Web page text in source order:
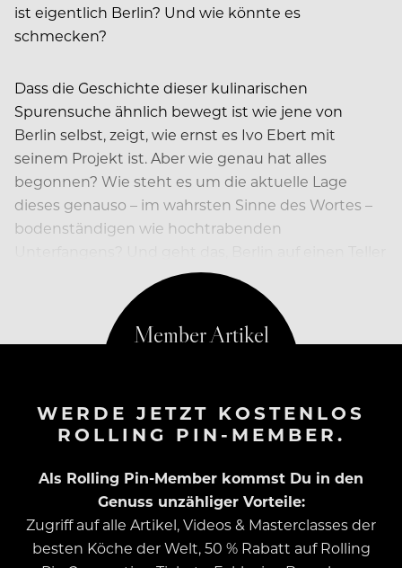
ist eigentlich Berlin? Und wie könnte es
schmecken?
Dass die Geschichte dieser kulinarischen
Spurensuche ähnlich bewegt ist wie jene von
Berlin selbst, zeigt, wie ernst es Ivo Ebert mit
seinem Projekt ist. Aber wie genau hat alles
begonnen? Wie steht es um die aktuelle Lage
dieses genauso – im wahrsten Sinne des Wortes –
bodenständigen wie hochtrabenden
WERDE JETZT KOSTENLOS
ROLLING PIN-MEMBER.
Als Rolling Pin-Member kommst Du in den
Genuss unzähliger Vorteile:
Zugriff auf alle Artikel, Videos & Masterclasses der
besten Köche der Welt, 50 % Rabatt auf Rolling